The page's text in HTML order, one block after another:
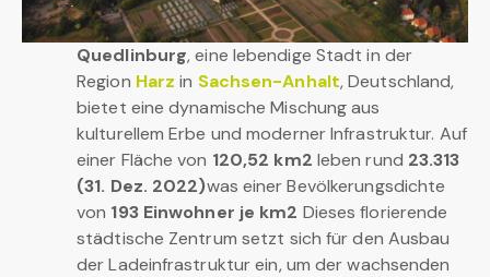
Quedlinburg, eine lebendige Stadt in der
Region Harz in Sachsen-Anhalt, Deutschland,
bietet eine dynamische Mischung aus
kulturellem Erbe und moderner Infrastruktur. Auf
einer Fläche von 120,52 km2 leben rund 23.313
(31. Dez. 2022)was einer Bevölkerungsdichte
von 193 Einwohner je km2 Dieses florierende
städtische Zentrum setzt sich für den Ausbau
der Ladeinfrastruktur ein, um der wachsenden